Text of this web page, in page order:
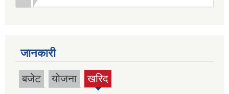
जानकारी
बजेट योजना खरिद
(active